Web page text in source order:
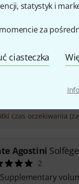
statystyk i
za
ciasteczka
w magazynie
7
czas oczekiwania
Agostini
2
Supplementary